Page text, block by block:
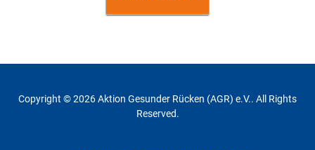
Copyright © 2026 Aktion Gesunder Rücken (AGR) e.V.. All Rights
Reserved.